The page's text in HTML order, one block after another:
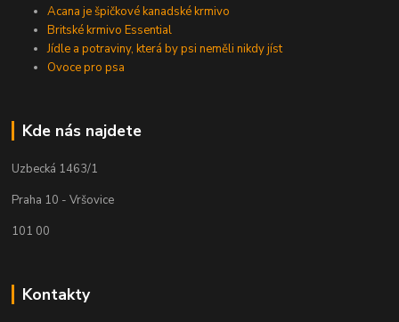
Acana je špičkové kanadské krmivo
Britské krmivo Essential
Jídle a potraviny, která by psi neměli nikdy jíst
Ovoce pro psa
Kde nás najdete
Uzbecká 1463/1
Praha 10 - Vršovice
101 00
Kontakty